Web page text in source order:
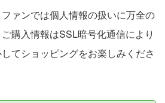
ァンでは個人情報の扱いに万全の
購入情報はSSL暗号化通信により
てショッピングをお楽しみくださ